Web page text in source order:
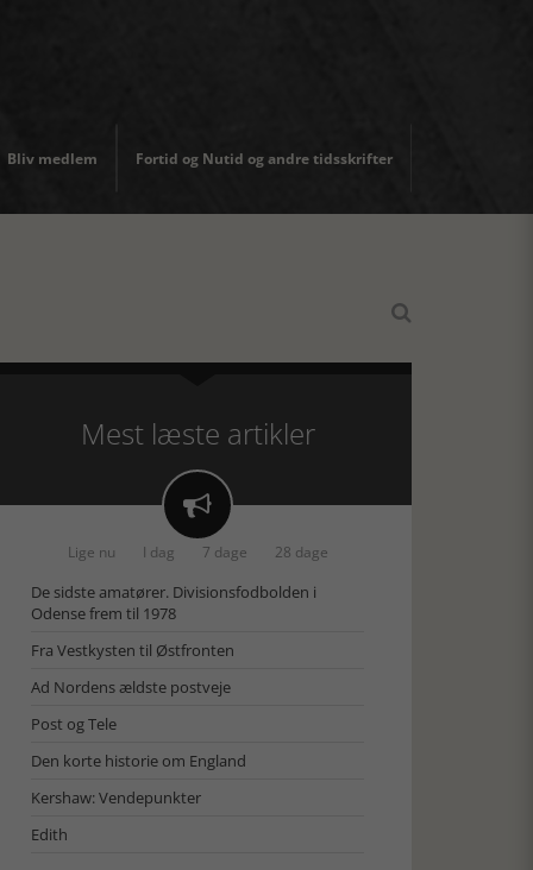
Bliv medlem Fortid og Nutid og andre tidsskrifter

Mest læste artikler

Lige nu I dag 7 dage 28 dage
De sidste amatører. Divisionsfodbolden i
Odense frem til 1978
Fra Vestkysten til Østfronten
Ad Nordens ældste postveje
Post og Tele
Den korte historie om England
Kershaw: Vendepunkter
Edith